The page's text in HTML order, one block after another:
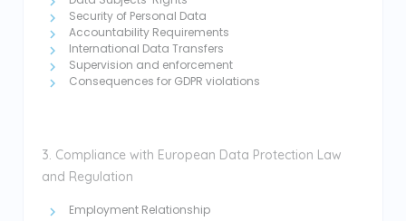
Security of Personal Data
Accountability Requirements
International Data Transfers
Supervision and enforcement
Consequences for GDPR violations
3. Compliance with European Data Protection Law
and Regulation
Employment Relationship